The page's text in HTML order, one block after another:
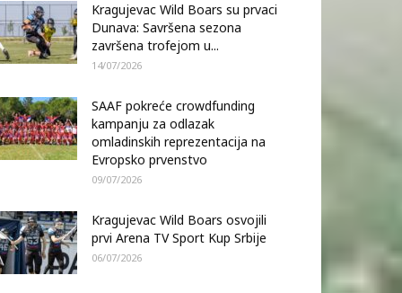
Kragujevac Wild Boars su prvaci
Dunava: Savršena sezona
završena trofejom u...
14/07/2026
SAAF pokreće crowdfunding
kampanju za odlazak
omladinskih reprezentacija na
Evropsko prvenstvo
09/07/2026
Kragujevac Wild Boars osvojili
prvi Arena TV Sport Kup Srbije
06/07/2026